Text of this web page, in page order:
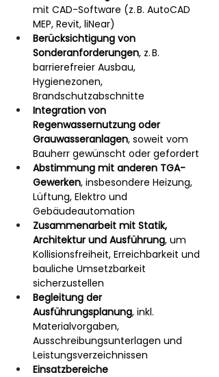
mit CAD-Software (z. B. AutoCAD
MEP, Revit, liNear)
Berücksichtigung von
Sonderanforderungen, z. B.
barrierefreier Ausbau,
Hygienezonen,
Brandschutzabschnitte
Integration von
Regenwassernutzung oder
Grauwasseranlagen, soweit vom
Bauherr gewünscht oder gefordert
Abstimmung mit anderen TGA-
Gewerken, insbesondere Heizung,
Lüftung, Elektro und
Gebäudeautomation
Zusammenarbeit mit Statik,
Architektur und Ausführung, um
Kollisionsfreiheit, Erreichbarkeit und
bauliche Umsetzbarkeit
sicherzustellen
Begleitung der
Ausführungsplanung, inkl.
Materialvorgaben,
Ausschreibungsunterlagen und
Leistungsverzeichnissen
Einsatzbereiche